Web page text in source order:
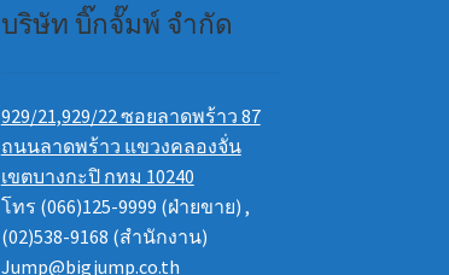
บริษัท บิ๊กจั๊มพ์ จำกัด
929/21,929/22 ซอยลาดพร้าว 87
ถนนลาดพร้าว แขวงคลองจั่น
เขตบางกะปิ กทม 10240
โทร (066)125-9999 (ฝ่ายขาย) ,
(02)538-9168 (สำนักงาน)
Jump@bigjump.co.th